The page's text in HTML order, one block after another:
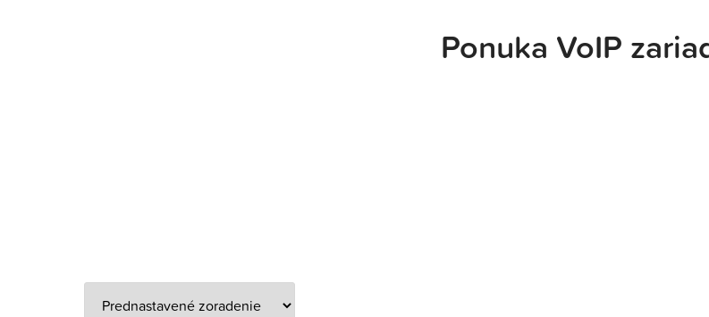
Ponuka VoIP